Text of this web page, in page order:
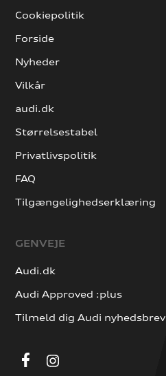
Cookiepolitik
Forside
Nyheder
Vilkår
audi.dk
Størrelsestabel
Privatlivspolitik
FAQ
Tilgængelighedserklæring
GENVEJE
Audi.dk
Audi Approved :plus
Tilmeld dig Audi nyhedsbrev